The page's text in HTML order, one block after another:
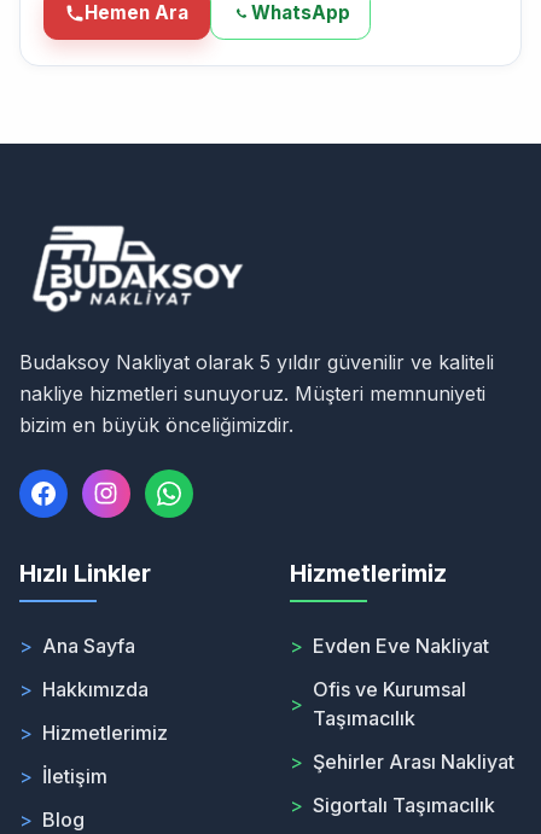
Hemen Ara
WhatsApp
Budaksoy Nakliyat olarak 5 yıldır güvenilir ve kaliteli
nakliye hizmetleri sunuyoruz. Müşteri memnuniyeti
bizim en büyük önceliğimizdir.
Hızlı Linkler
> Ana Sayfa
> Hakkımızda
> Hizmetlerimiz
> İletişim
> Blog
Hizmetlerimiz
> Evden Eve Nakliyat
>
Ofis ve Kurumsal
Taşımacılık
> Şehirler Arası Nakliyat
> Sigortalı Taşımacılık